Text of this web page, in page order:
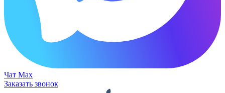
Чат Max
Заказать звонок